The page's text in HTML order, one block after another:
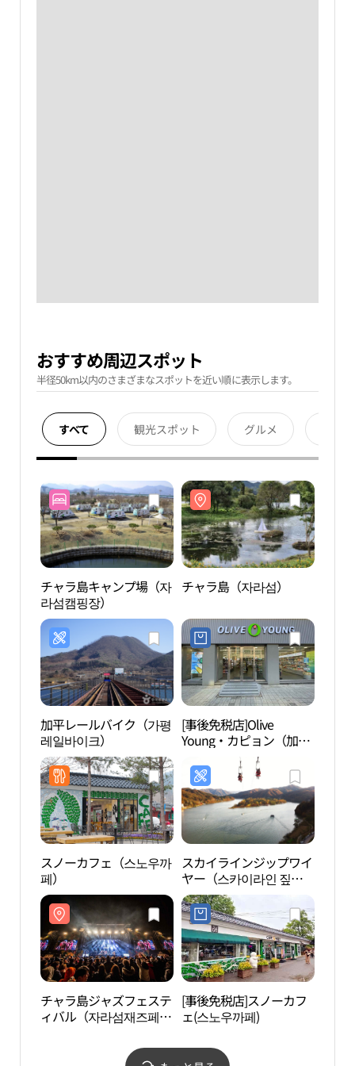
おすすめ周辺スポット
半径50km以内のさまざまなスポットを近い順に表示します。
すべて 観光スポット グルメ
チャラ島キャンプ場（자
라섬캠핑장）
チャラ島（자라섬）
加平レールバイク（가평
레일바이크）
[事後免税店]Olive
Young・カピョン（加
平）店(올리브영 가평점)
スノーカフェ（스노우까
페）
スカイラインジップワイ
ヤー（스카이라인 짚와
이어）
チャラ島ジャズフェステ
ィバル（자라섬재즈페스
[事後免税店]スノーカフ
ェ(스노우까페)